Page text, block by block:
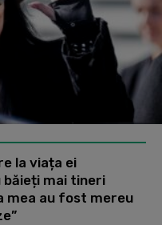
la viața ei
băieți mai tineri
mea au fost mereu